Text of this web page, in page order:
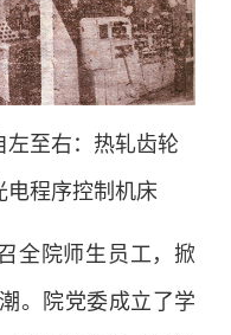
左至右：热轧齿轮
电程序控制机床
全院师生员工，掀
。院党委成立了学